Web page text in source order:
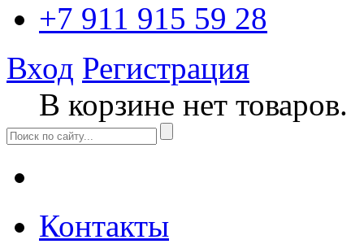
+7 911 915 59 28
Вход Регистрация
В корзине нет товаров.
Контакты